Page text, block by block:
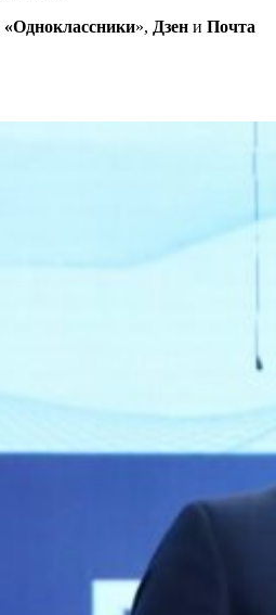
«Одноклассники», Дзен и Почта